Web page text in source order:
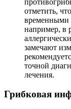
отметить,
временными
например, в
замечают
точной
лечения.
Грибковая